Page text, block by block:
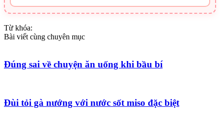
Từ khóa:
Bài viết cùng chuyên mục
Đúng sai về chuyện ăn uống khi bầu bí
Đùi tỏi gà nướng với nước sốt miso đặc biệt